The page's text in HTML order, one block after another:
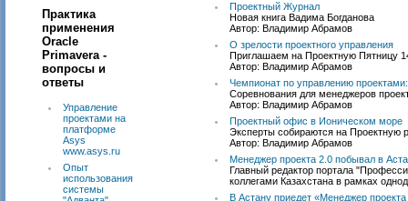
Практика
применения
Oracle
Primavera -
вопросы и
ответы
Управление
проектами на
платформе
Asys
www.asys.ru
Опыт
использования
системы
Проектный Журнал
Новая книга Вадима Богданова
Автор: Владимир Абрамов
О зрелости проектного управления
Приглашаем на Проектную Пятницу
Автор: Владимир Абрамов
Чемпионат по управлению
Соревнования для менеджеров
Автор: Владимир Абрамов
Проектный офис в Ионическом море
Эксперты собираются на Проектную
Автор: Владимир Абрамов
Менеджер проекта 2.0 побывал в
Главный редактор портала
коллегами Казахстана в рамках
В Астану приедет «Менеджер проекта